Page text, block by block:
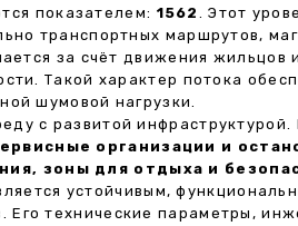
показателем: 1562 . Этот
транспортных маршрутов,
за счёт движения жильцов
Такой характер потока
шумовой нагрузки.
с развитой
организации и
зоны для отдыха и
устойчивым,
технические параметры,